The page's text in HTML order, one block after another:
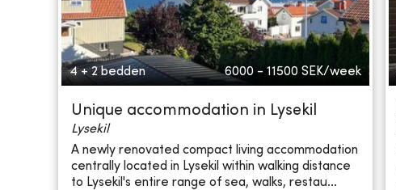
4 + 2 bedden 6000 - 11500 SEK/week
Unique accommodation in Lysekil
Lysekil
A newly renovated compact living accommodation
centrally located in Lysekil within walking distance
to Lysekil's entire range of sea, walks, restau...